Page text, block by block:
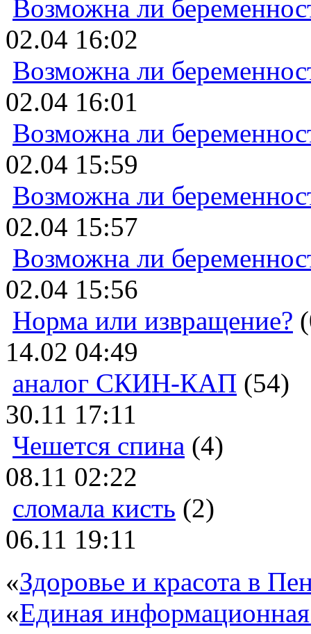
Возможна ли
02.04 16:02
Возможна ли
02.04 16:01
Возможна ли
02.04 15:59
Возможна ли
02.04 15:57
Возможна ли
02.04 15:56
Норма или извращение?
14.02 04:49
аналог СКИН-КАП (54)
30.11 17:11
Чешется спина (4)
08.11 02:22
сломала кисть (2)
06.11 19:11
«Здоровье и красота в
«Единая